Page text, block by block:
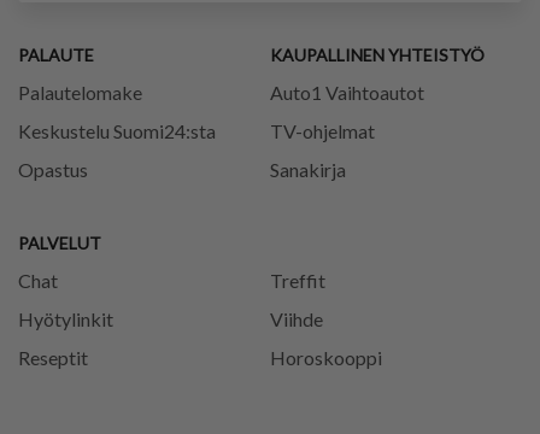
PALAUTE
Palautelomake
Keskustelu Suomi24:sta
Opastus
PALVELUT
Chat
Treffit
Hyötylinkit
Viihde
Reseptit
Horoskooppi
KAUPALLINEN YHTEISTYÖ
Auto1 Vaihtoautot
TV-ohjelmat
Sanakirja